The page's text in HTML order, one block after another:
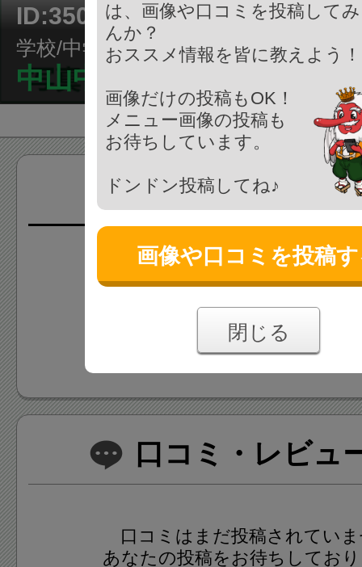
ID:350521
学校/中学校
中山中学校
画像(0枚)
画像はまだ投稿されていま
画像を投稿する
口コミ・レビュ
口コミはまだ投稿されてい
あなたの投稿をお待ちしてお
は、画像や口コミを投稿して
んか？
おススメ情報を皆に教えよう
画像だけの投稿もOK！
メニュー画像の投稿も
お待ちしています。
ドンドン投稿してね♪
画像や口コミを投稿
閉じる